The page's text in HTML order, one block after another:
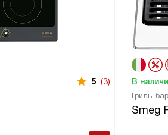
5 (3) В
Гриль-
Smeg